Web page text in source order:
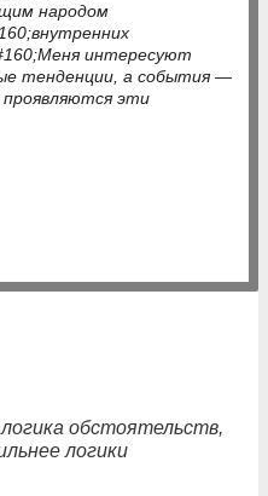
народом
интересуют
тенденции, а события —
проявляются эти
обстоятельств,
логики